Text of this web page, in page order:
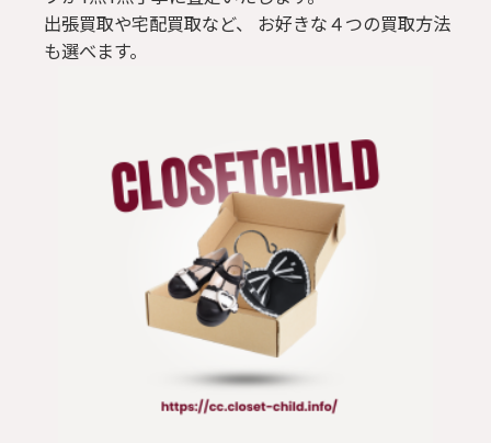
出張買取や宅配買取など、 お好きな４つの買取方法
も選べます。